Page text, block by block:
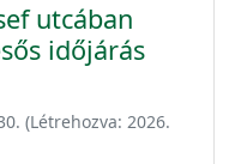
utcában
időjárás
(Létrehozva: 2026.